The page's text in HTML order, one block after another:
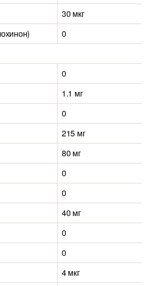
30 мкг
0
0
1.1 мг
0
215 мг
80 мг
0
0
40 мг
0
0
4 мкг